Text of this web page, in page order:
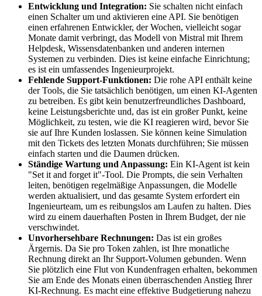
Entwicklung und Integration: Sie schalten nicht einfach
einen Schalter um und aktivieren eine API. Sie benötigen
einen erfahrenen Entwickler, der Wochen, vielleicht sogar
Monate damit verbringt, das Modell von Mistral mit Ihrem
Helpdesk, Wissensdatenbanken und anderen internen
Systemen zu verbinden. Dies ist keine einfache Einrichtung;
es ist ein umfassendes Ingenieurprojekt.
Fehlende Support-Funktionen: Die rohe API enthält keine
der Tools, die Sie tatsächlich benötigen, um einen KI-Agenten
zu betreiben. Es gibt kein benutzerfreundliches Dashboard,
keine Leistungsberichte und, das ist ein großer Punkt, keine
Möglichkeit, zu testen, wie die KI reagieren wird, bevor Sie
sie auf Ihre Kunden loslassen. Sie können keine Simulation
mit den Tickets des letzten Monats durchführen; Sie müssen
einfach starten und die Daumen drücken.
Ständige Wartung und Anpassung: Ein KI-Agent ist kein
"Set it and forget it"-Tool. Die Prompts, die sein Verhalten
leiten, benötigen regelmäßige Anpassungen, die Modelle
werden aktualisiert, und das gesamte System erfordert ein
Ingenieurteam, um es reibungslos am Laufen zu halten. Dies
wird zu einem dauerhaften Posten in Ihrem Budget, der nie
verschwindet.
Unvorhersehbare Rechnungen: Das ist ein großes
Ärgernis. Da Sie pro Token zahlen, ist Ihre monatliche
Rechnung direkt an Ihr Support-Volumen gebunden. Wenn
Sie plötzlich eine Flut von Kundenfragen erhalten, bekommen
Sie am Ende des Monats einen überraschenden Anstieg Ihrer
KI-Rechnung. Es macht eine effektive Budgetierung nahezu